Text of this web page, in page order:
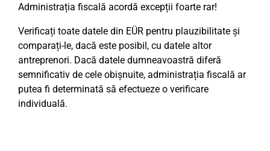
Administrația fiscală acordă excepții foarte rar!
Verificați toate datele din EÜR pentru plauzibilitate și
comparați-le, dacă este posibil, cu datele altor
antreprenori. Dacă datele dumneavoastră diferă
semnificativ de cele obișnuite, administrația fiscală ar
putea fi determinată să efectueze o verificare
individuală.